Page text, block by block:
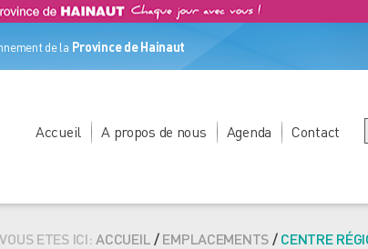
de la Province de Hainaut
Accueil A propos de nous Agenda Contact
VOUS ETES ICI: ACCUEIL/EMPLACEMENTS/CENTRE